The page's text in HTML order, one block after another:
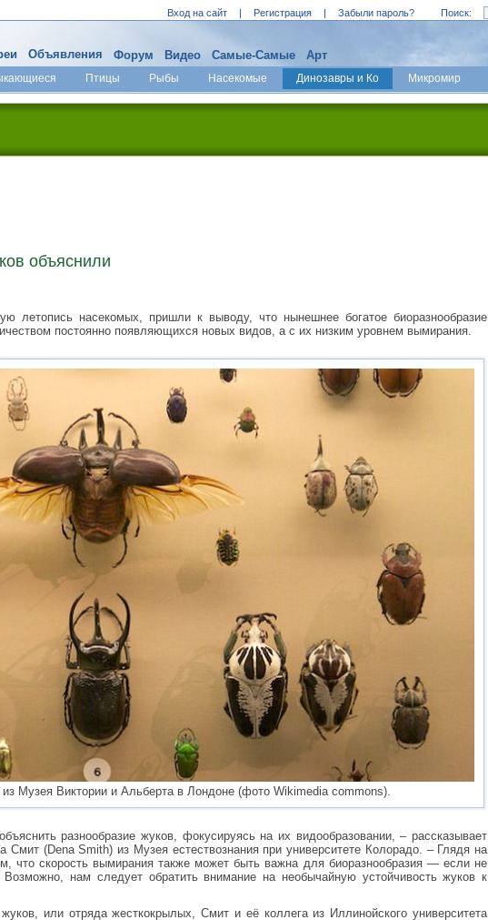
Вход на сайт | Регистрация | Забыли пароль? Поиск:
Птицы Рыбы Насекомые Динозавры и Ко Микромир
Объявления Форум Видео Самые-Самые Арт
объяснили
летопись насекомых, пришли к выводу, что нынешнее богатое биоразнообразие
постоянно появляющихся новых видов, а с их низким уровнем вымирания.
из Музея Виктории и Альберта в Лондоне (фото Wikimedia commons).
разнообразие жуков, фокусируясь на их видообразовании, – рассказывает
Смит (Dena Smith) из Музея естествознания при университете Колорадо. – Глядя на
что скорость вымирания также может быть важна для биоразнообразия — если не
нам следует обратить внимание на необычайную устойчивость жуков к
или отряда жесткокрылых, Смит и её коллега из Иллинойского университета